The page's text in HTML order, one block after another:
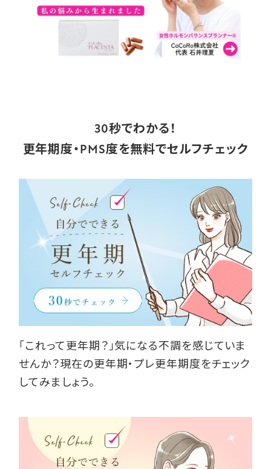
30秒でわかる！
更年期度・PMS度を無料でセルフチェック
「これって更年期？」気になる不調を感じていま
せんか？現在の更年期・プレ更年期度をチェック
してみましょう。